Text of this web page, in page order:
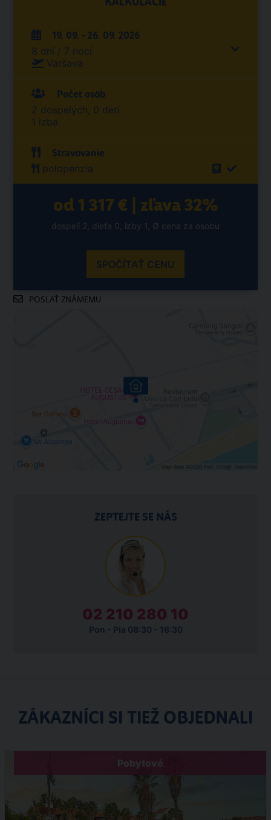
19. 09. - 26. 09. 2026
8 dní / 7 nocí
Varšava
Počet osôb
2 dospelých, 0 detí
1 izba
Stravovanie
polopenzia
od 1 317 € | zľava 32%
dospelí 2, dieťa 0, izby 1, Ø cena za osobu
SPOČÍTAŤ CENU
POSLAŤ ZNÁMEMU
ZEPTEJTE SE NÁS
02 210 280 10
Pon - Pia 08:30 - 16:30
ZÁKAZNÍCI SI TIEŽ OBJEDNALI
Pobytové